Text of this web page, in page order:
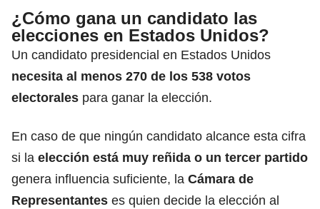
¿Cómo gana un candidato las
elecciones en Estados Unidos?
Un candidato presidencial en Estados Unidos
necesita al menos 270 de los 538 votos
electorales para ganar la elección.
En caso de que ningún candidato alcance esta cifra
si la elección está muy reñida o un tercer partido
genera influencia suficiente, la Cámara de
Representantes es quien decide la elección al